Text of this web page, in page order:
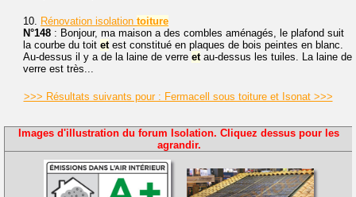
10. Rénovation isolation toiture
N°148 : Bonjour, ma maison a des combles aménagés, le plafond suit
la courbe du toit etest constitué en plaques de bois peintes en blanc.
Au-dessus il y a de la laine de verre etau-dessus les tuiles. La laine de
verre est très...
>>> Résultats suivants pour : Fermacell sous toiture et Isonat >>>
Images d'illustration du forum Isolation. Cliquez dessus pour les
agrandir.